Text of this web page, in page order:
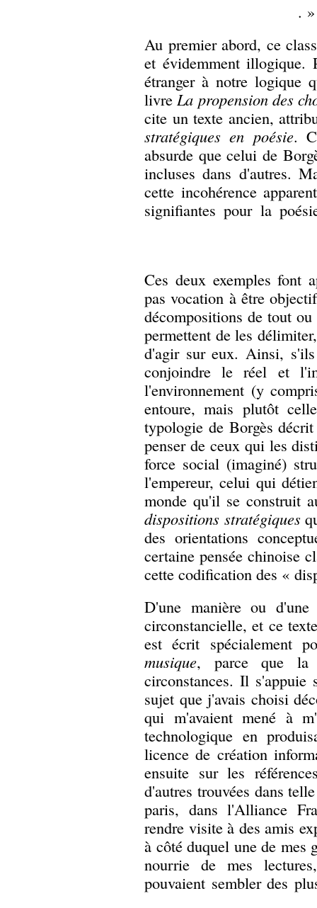
. »
Au premier abord, ce
et évidemment
étranger à notre logique
livreLa propension des
cite un texte ancien,
stratégiques en poésie.
absurde que celui de
incluses dans d'autres.
cette incohérence
signifiantes pour la
Ces deux exemples font
pas vocation à être
décompositions de tout
permettent de les
d'agir sur eux. Ainsi,
conjoindre le réel et
l'environnement (y
entoure, mais plutôt
typologie de Borgès
penser de ceux qui les
force social (imaginé)
l'empereur, celui qui
monde qu'il se construit
dispositions stratégiques
des orientations
certaine pensée chinoise
cette codification des «
D'une manière ou
circonstancielle, et ce
est écrit spécialement
musique, parce que la
circonstances. Il
sujet que j'avais choisi
qui m'avaient mené à
technologique en
licence de création
ensuite sur les
d'autres trouvées dans
paris, dans l'Alliance
rendre visite à des amis
à côté duquel une de mes
nourrie de mes
pouvaient sembler des